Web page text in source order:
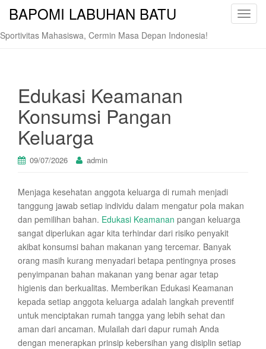
T
BAPOMI LABUHAN BATU
Sportivitas Mahasiswa, Cermin Masa Depan Indonesia!
Edukasi Keamanan
Konsumsi Pangan
Keluarga
09/07/2026 admin
Menjaga kesehatan anggota keluarga di rumah menjadi
tanggung jawab setiap individu dalam mengatur pola makan
dan pemilihan bahan. Edukasi Keamanan pangan keluarga
sangat diperlukan agar kita terhindar dari risiko penyakit
akibat konsumsi bahan makanan yang tercemar. Banyak
orang masih kurang menyadari betapa pentingnya proses
penyimpanan bahan makanan yang benar agar tetap
higienis dan berkualitas. Memberikan Edukasi Keamanan
kepada setiap anggota keluarga adalah langkah preventif
untuk menciptakan rumah tangga yang lebih sehat dan
aman dari ancaman. Mulailah dari dapur rumah Anda
dengan menerapkan prinsip kebersihan yang disiplin setiap